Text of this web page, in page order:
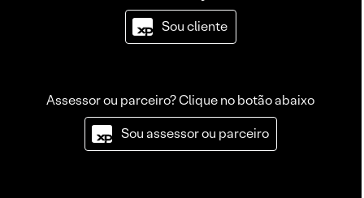
Sou cliente
Assessor ou parceiro? Clique no botão abaixo
Sou assessor ou parceiro